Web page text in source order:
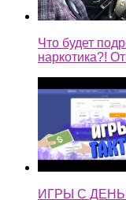
Что будет
наркотика?!
ИГРЫ С